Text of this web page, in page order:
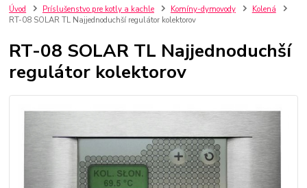
Úvod Príslušenstvo pre kotly a kachle Komíny-dymovody
Kolená
RT-08 SOLAR TL Najjednoduchší regulátor kolektorov
RT-08 SOLAR TL Najjednoduchší
regulátor kolektorov